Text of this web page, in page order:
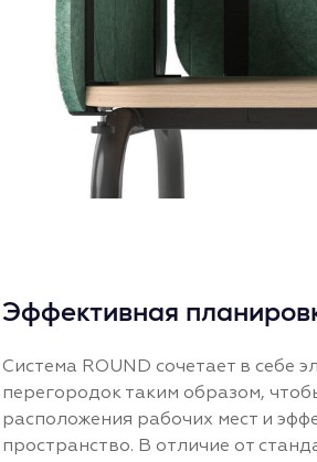
Эффективная
Система ROUND сочетает в себе
перегородок таким образом,
расположения рабочих мест и
пространство. В отличие от